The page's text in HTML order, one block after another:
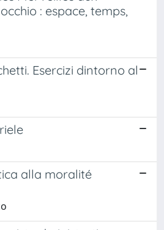
: espace, temps,
Esercizi dintorno al
alla moralité